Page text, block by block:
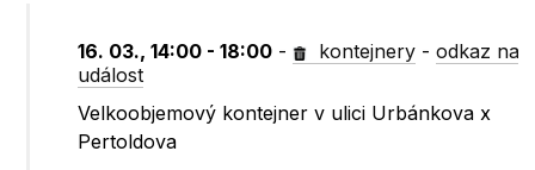
16. 03., 14:00 - 18:00 - kontejnery -odkaz na
událost
Velkoobjemový kontejner v ulici Urbánkova x
Pertoldova